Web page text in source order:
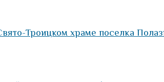
Троицком храме поселка